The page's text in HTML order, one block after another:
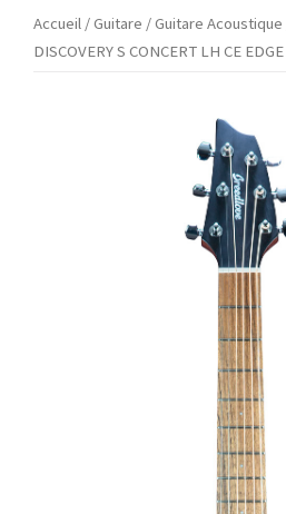
Accueil /Guitare /Guitare Acoustique
DISCOVERY S CONCERT LH CE EDGE